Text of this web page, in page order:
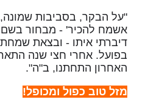
"על הבקר, בסביבות שמונה,
אשמח להכיר' - מבחור
דיברתי איתו - ובצאת
בפועל. אחרי חצי שנה
האחרון התחתנו, ב"ה".
מזל טוב כפול ומכופל!